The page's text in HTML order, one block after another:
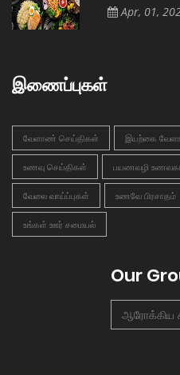
Apr, 01,
இணைப்புகள்
வேளாண் செய்திகள் இயற்கை
உணவு செய்திகள் பயணவழி
வேலை வாய்ப்புகள் உணவே பிரசாதம்
உங்கள் ஊர் சமையல்
Our
ஆரோக்கிய